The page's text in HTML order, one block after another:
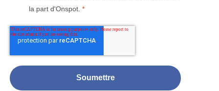
la part d'Onspot.*